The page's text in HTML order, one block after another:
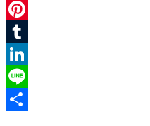
Twitter
Pinterest
Tumblr
LinkedIn
Line